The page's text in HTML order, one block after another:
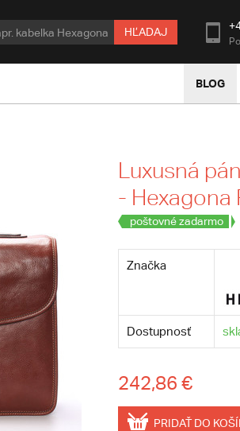
HĽADAJ
BLOG
Luxusná
- Hexagona
poštovné zadarmo
Značka
Dostupnosť
242,86 €
PRIDAŤ DO